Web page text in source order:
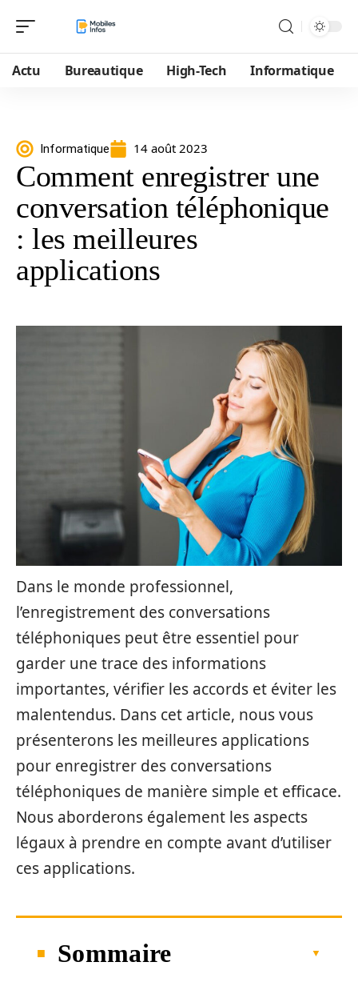
Actu Bureautique High-Tech Informatique
Informatique 14 août 2023
Comment enregistrer une
conversation téléphonique
: les meilleures
applications
Dans le monde professionnel,
l’enregistrement des conversations
téléphoniques peut être essentiel pour
garder une trace des informations
importantes, vérifier les accords et éviter les
malentendus. Dans cet article, nous vous
présenterons les meilleures applications
pour enregistrer des conversations
téléphoniques de manière simple et efficace.
Nous aborderons également les aspects
légaux à prendre en compte avant d’utiliser
ces applications.
Sommaire